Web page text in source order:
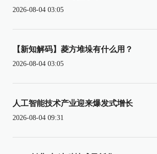
2026-08-04 03:05
【新知解码】菱方堆垛有什么用？
2026-08-04 03:05
人工智能技术产业迎来爆发式增长
2026-08-04 09:31